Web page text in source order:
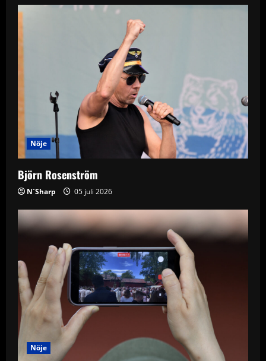
Nöje
Björn Rosenström
N´Sharp 05 juli 2026
Nöje